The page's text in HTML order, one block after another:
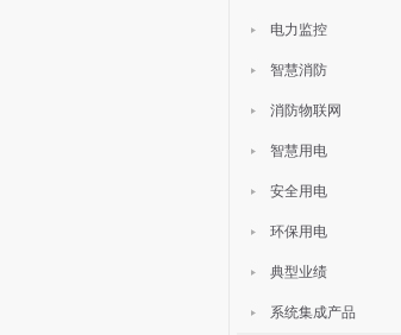
电力监控
智慧消防
消防物联网
智慧用电
安全用电
环保用电
典型业绩
系统集成产品